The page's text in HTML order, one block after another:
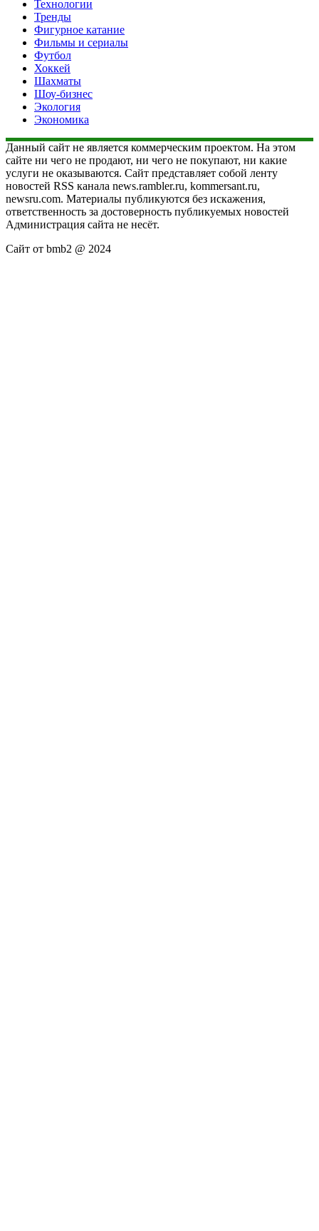
Технологии
Тренды
Фигурное катание
Фильмы и сериалы
Футбол
Хоккей
Шахматы
Шоу-бизнес
Экология
Экономика
Данный сайт не является коммерческим проектом. На этом
сайте ни чего не продают, ни чего не покупают, ни какие
услуги не оказываются. Сайт представляет собой ленту
новостей RSS канала news.rambler.ru, kommersant.ru,
newsru.com. Материалы публикуются без искажения,
ответственность за достоверность публикуемых новостей
Администрация сайта не несёт.
Сайт от bmb2 @ 2024